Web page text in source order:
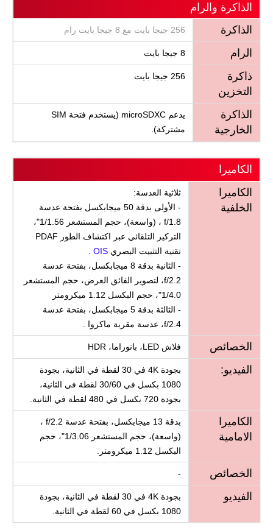
الذاكرة والرام
الذاكرة
256 جيجا بايت مع 8 جيجا بايت رام
الرام 8 جيجا بايت
ذاكرة
التخزين
256 جيجا بايت
الذاكرة
الخارجية
يدعم microSDXC (يستخدم فتحة SIM
مشتركة).
الكاميرا
الكاميرا
الخلفية
ثلاثية العدسة:
- الأولى بدقة 50 ميجابكسل بفتحة عدسة
f/1.8 ، (واسعة)، حجم المستشعر 1/1.56"،
التركيز التلقائي عبر اكتشاف الطور PDAF
تقنية التثبيت البصري OIS
- الثانية بدقة 8 ميجابكسل، بفتحة عدسة
f/2.2، لتصوير الفائق العرض، حجم المستشعر
1/4.0"، حجم البكسل 1.12 ميكرومتر
- الثالثة بدقة 5 ميجابكسل، بفتحة عدسة
f/2.4، عدسة مقربة ماكروا .
الخصائص فلاش LED، بانوراما، HDR
الفيديو:
بجودة 4K في 30 لقطة في الثانية، بجودة
1080 بكسل في 30/60 لقطة في الثانية،
بجودة 720 بكسل في 480 لقطة في الثانية.
الكاميرا
الامامية
بدقة 13 ميجابكسل، بفتحة عدسة f/2.2 ،
(واسعة)، حجم المستشعر 1/3.06"، حجم
البكسل 1.12 ميكرومتر.
الخصائص -
الفيديو
بجودة 4K في 30 لقطة في الثانية، بجودة
1080 بكسل في 60 لقطة في الثانية.